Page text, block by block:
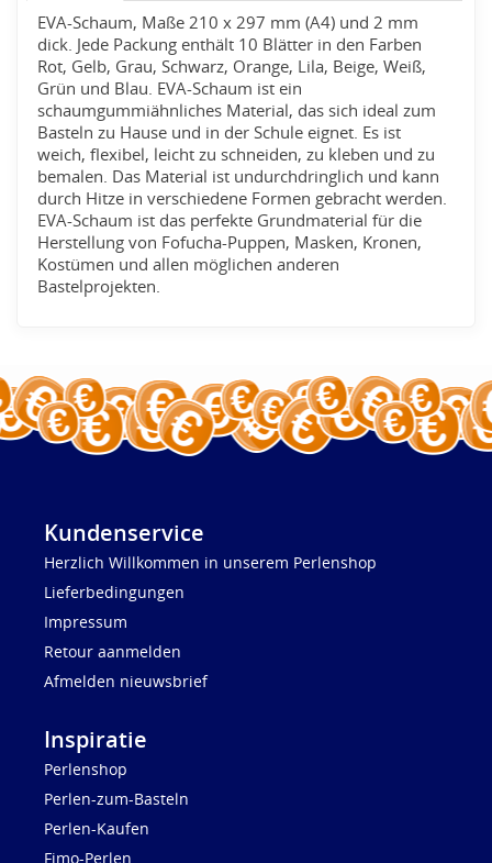
EVA-Schaum, Maße 210 x 297 mm (A4) und 2 mm
dick. Jede Packung enthält 10 Blätter in den Farben
Rot, Gelb, Grau, Schwarz, Orange, Lila, Beige, Weiß,
Grün und Blau. EVA-Schaum ist ein
schaumgummiähnliches Material, das sich ideal zum
Basteln zu Hause und in der Schule eignet. Es ist
weich, flexibel, leicht zu schneiden, zu kleben und zu
bemalen. Das Material ist undurchdringlich und kann
durch Hitze in verschiedene Formen gebracht werden.
EVA-Schaum ist das perfekte Grundmaterial für die
Herstellung von Fofucha-Puppen, Masken, Kronen,
Kostümen und allen möglichen anderen
Bastelprojekten.
Kundenservice
Herzlich Willkommen in unserem Perlenshop
Lieferbedingungen
Impressum
Retour aanmelden
Afmelden nieuwsbrief
Inspiratie
Perlenshop
Perlen-zum-Basteln
Perlen-Kaufen
Fimo-Perlen